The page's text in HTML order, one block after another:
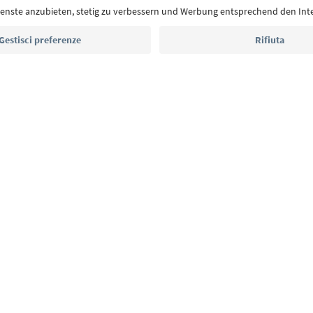
eventi da non perdere e ricette tipiche.